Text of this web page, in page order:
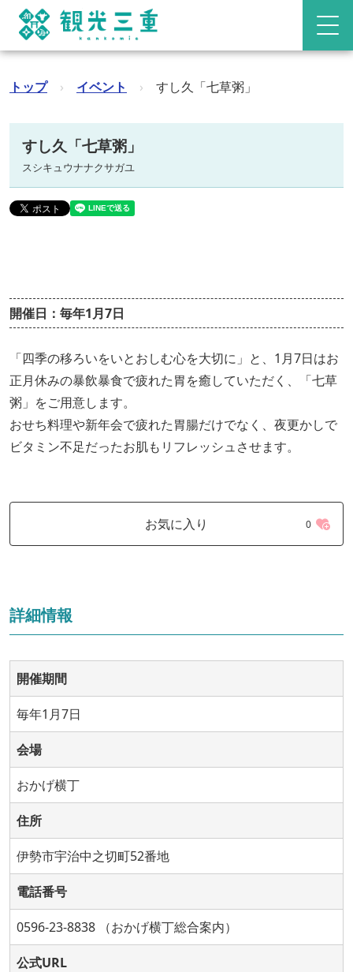
トップ › イベント › すし久「七草粥」
すし久「七草粥」
スシキュウナナクサガユ
開催日：毎年1月7日
「四季の移ろいをいとおしむ心を大切に」と、1月7日はお
正月休みの暴飲暴食で疲れた胃を癒していただく、「七草
粥」をご用意します。
おせち料理や新年会で疲れた胃腸だけでなく、夜更かしで
ビタミン不足だったお肌もリフレッシュさせます。
お気に入り 0
詳細情報
開催期間
毎年1月7日
会場
おかげ横丁
住所
伊勢市宇治中之切町52番地
電話番号
0596-23-8838 （おかげ横丁総合案内）
公式URL